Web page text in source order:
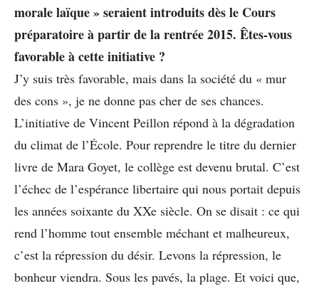
morale laïque » seraient introduits dès le Cours
préparatoire à partir de la rentrée 2015. Êtes-vous
favorable à cette initiative ?
J’y suis très favorable, mais dans la société du « mur
des cons », je ne donne pas cher de ses chances.
L’initiative de Vincent Peillon répond à la dégradation
du climat de l’École. Pour reprendre le titre du dernier
livre de Mara Goyet, le collège est devenu brutal. C’est
l’échec de l’espérance libertaire qui nous portait depuis
les années soixante du XXe siècle. On se disait : ce qui
rend l’homme tout ensemble méchant et malheureux,
c’est la répression du désir. Levons la répression, le
bonheur viendra. Sous les pavés, la plage. Et voici que,